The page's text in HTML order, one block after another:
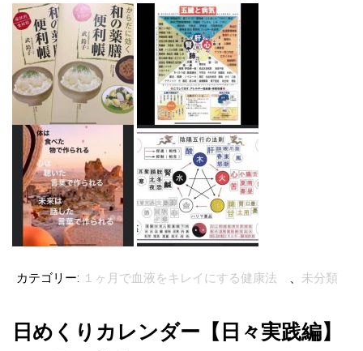
カテゴリー: １ヶ月で血液をキレイにする健康法 、 未分類
日めくりカレンダー【日々実践編】